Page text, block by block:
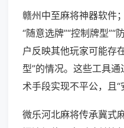
赣州中至麻将神器软件
“随意选牌”“控制牌型”“
户反映其他玩家可能存
型”的情况。这些工具
术手段实现不平公，且“
微乐河北麻将传承冀式